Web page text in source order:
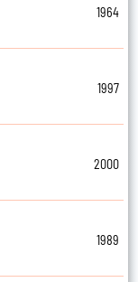
1964
1997
2000
1989